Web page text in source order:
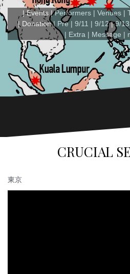
Events Performers Venues
Donation
Pre 9/11 9/12 9/13
Extra
Message
CRUCIAL
東京